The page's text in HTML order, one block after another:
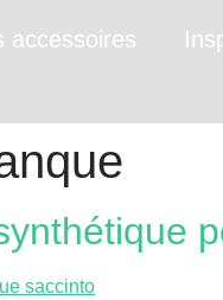
accessoires